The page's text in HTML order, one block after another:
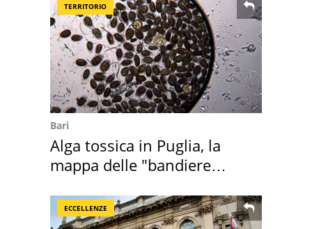
TERRITORIO
Bari
Alga tossica in Puglia, la
mappa delle "bandiere
ECCELLENZE